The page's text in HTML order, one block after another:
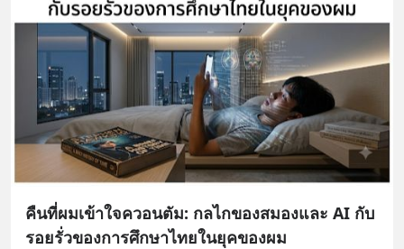
คืนที่ผมเข้าใจควอนตัม: กลไกของสมองและ AI กับ
รอยรั่วของการศึกษาไทยในยุคของผม